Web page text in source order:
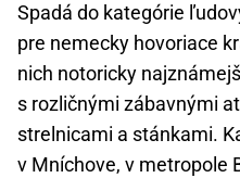
Spadá do kategórie
pre nemecky hovoriace
nich notoricky
s rozličnými zábavnými
strelnicami a stánkami.
v Mníchove, v metropole